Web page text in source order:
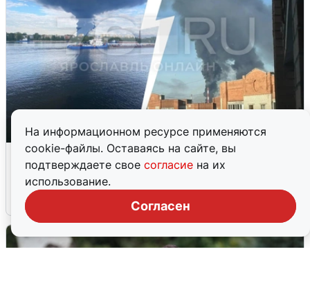
На информационном ресурсе применяются
cookie-файлы. Оставаясь на сайте, вы
подтверждаете свое согласие на их
использование.
Согласен
Ночная атака БПЛА на Ярославль:
попадания и последствия
6 августа